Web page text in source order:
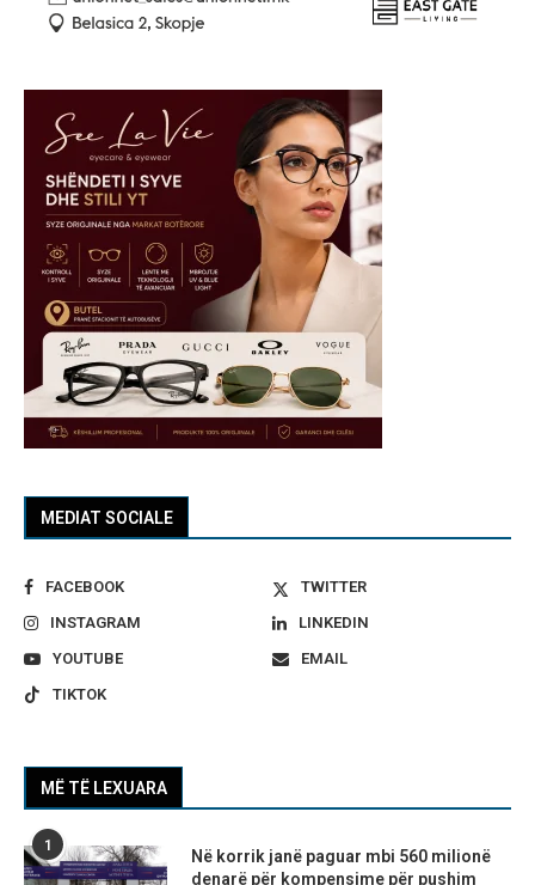
MEDIAT SOCIALE
FACEBOOK
TWITTER
INSTAGRAM
LINKEDIN
YOUTUBE
EMAIL
TIKTOK
MË TË LEXUARA
1
Në korrik janë paguar mbi 560 milionë
denarë për kompensime për pushim